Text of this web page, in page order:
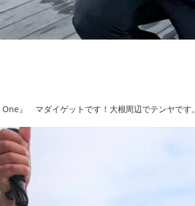
』 マダイゲットです！大根周辺でテンヤです。